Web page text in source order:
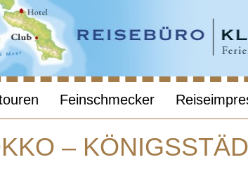
Feinschmecker
–